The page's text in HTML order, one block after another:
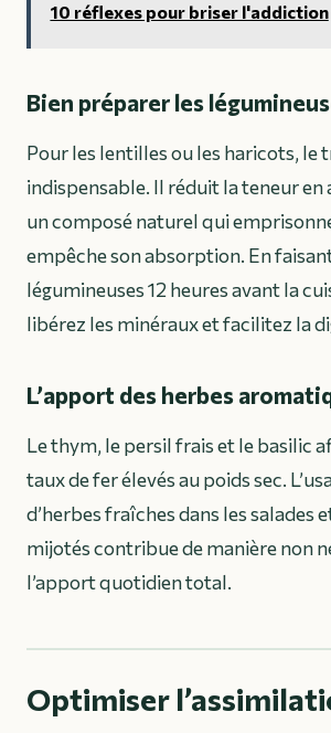
10 réflexes pour briser l'addiction
Bien préparer les
Pour les lentilles ou les haricots, le
indispensable. Il réduit la teneur en
un composé naturel qui
empêche son absorption. En
légumineuses 12 heures avant la
libérez les minéraux et facilitez la
L’apport des herbes
Le thym, le persil frais et le basilic
taux de fer élevés au poids sec.
d’herbes fraîches dans les salades
mijotés contribue de manière non
l’apport quotidien total.
Optimiser